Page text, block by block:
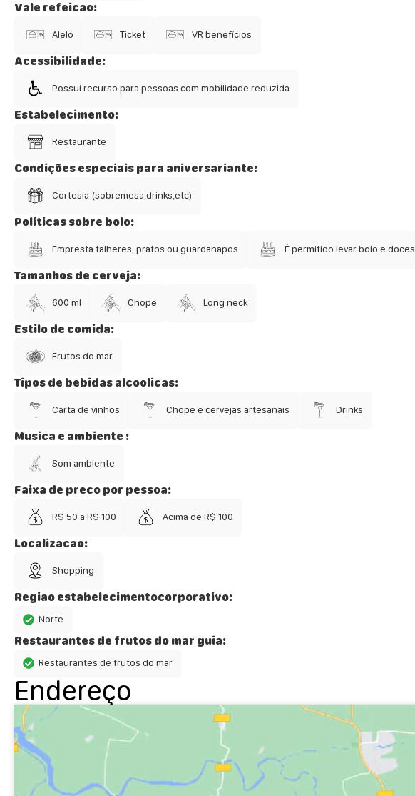
Vale refeicao:
Alelo Ticket VR benefícios
Acessibilidade:
Possui recurso para pessoas com mobilidade reduzida
Estabelecimento:
Restaurante
Condições especiais para aniversariante:
Cortesia (sobremesa,drinks,etc)
Políticas sobre bolo:
Empresta talheres, pratos ou guardanapos É permitido levar bolo e doces
Tamanhos de cerveja:
600 ml Chope Long neck
Estilo de comida:
Frutos do mar
Tipos de bebidas alcoolicas:
Carta de vinhos Chope e cervejas artesanais Drinks
Musica e ambiente :
Som ambiente
Faixa de preco por pessoa:
R$ 50 a R$ 100 Acima de R$ 100
Localizacao:
Shopping
Regiao estabelecimentocorporativo:
Norte
Restaurantes de frutos do mar guia:
Restaurantes de frutos do mar
Endereço